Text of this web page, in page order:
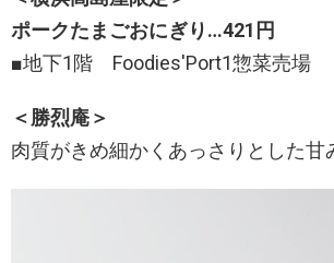
ポークたまごおにぎり…421円
■地下1階 Foodies'Port1惣菜売場
＜勝烈庵＞
肉質がきめ細かくあっさりとした甘